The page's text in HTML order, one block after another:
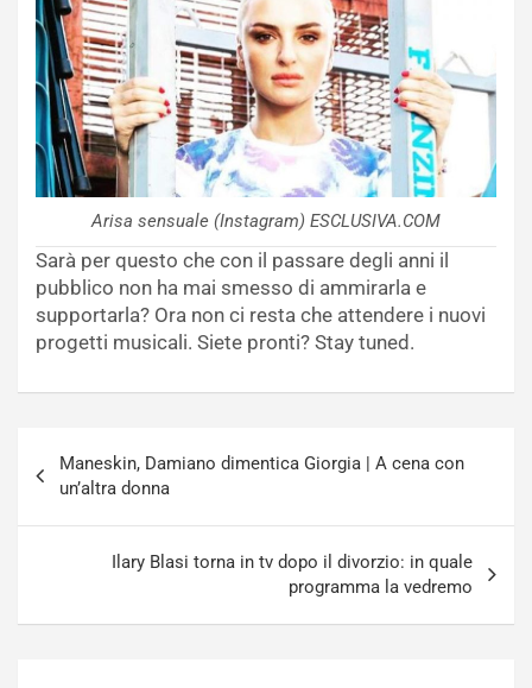
Arisa sensuale (Instagram) ESCLUSIVA.COM
Sarà per questo che con il passare degli anni il
pubblico non ha mai smesso di ammirarla e
supportarla? Ora non ci resta che attendere i nuovi
progetti musicali. Siete pronti? Stay tuned.
articoli
Maneskin, Damiano dimentica Giorgia | A cena con
un’altra donna
Ilary Blasi torna in tv dopo il divorzio: in quale
programma la vedremo